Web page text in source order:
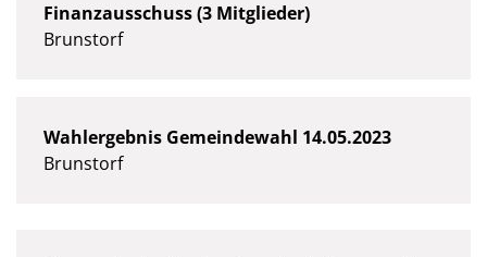
Finanzausschuss (3 Mitglieder)
Brunstorf
Wahlergebnis Gemeindewahl 14.05.2023
Brunstorf